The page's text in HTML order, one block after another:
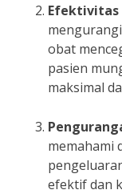
Efektivitas
obat
pasien
maksimal
memahami
efektif dan